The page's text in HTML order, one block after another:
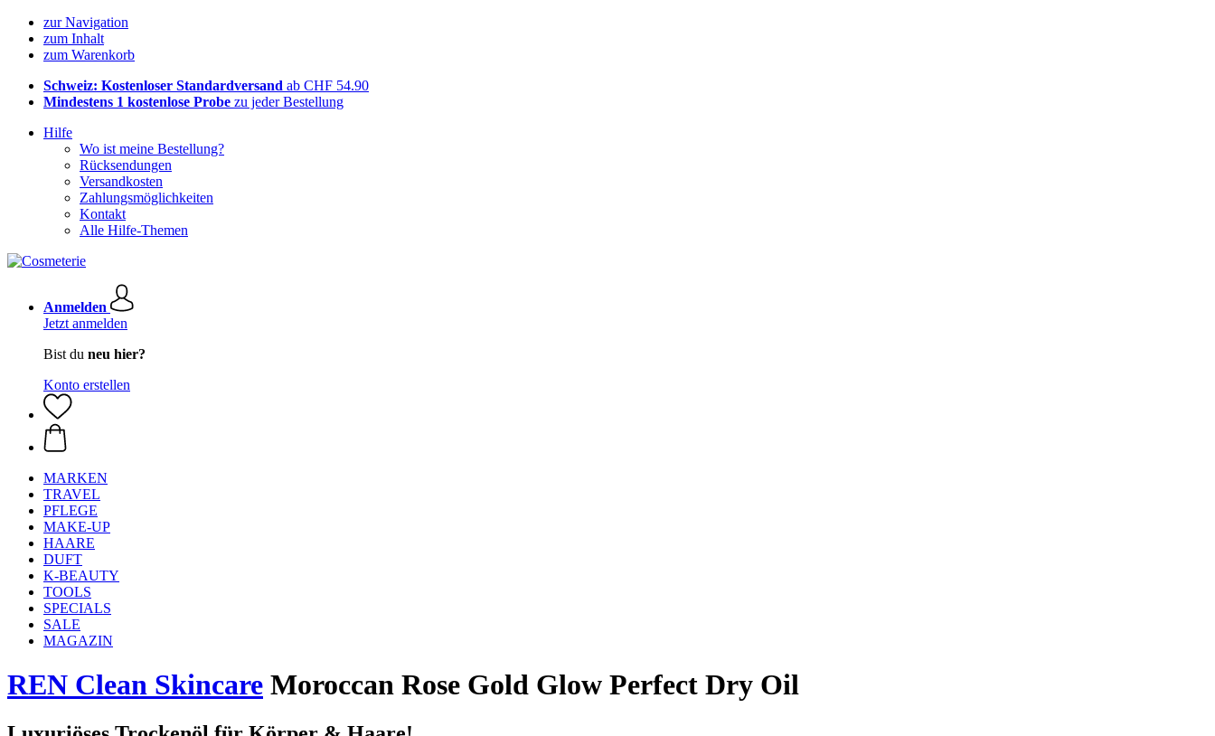
zur Navigation
zum Inhalt
zum Warenkorb
Schweiz: Kostenloser Standardversand ab CHF 54.90
Mindestens 1 kostenlose Probe zu jeder Bestellung
Hilfe
Wo ist meine Bestellung?
Rücksendungen
Versandkosten
Zahlungsmöglichkeiten
Kontakt
Alle Hilfe-Themen
Anmelden
Jetzt anmelden
Bist du neu hier?
Konto erstellen
MARKEN
TRAVEL
PFLEGE
MAKE-UP
HAARE
DUFT
K-BEAUTY
TOOLS
SPECIALS
SALE
MAGAZIN
REN Clean Skincare Moroccan Rose Gold Glow Perfect Dry Oil